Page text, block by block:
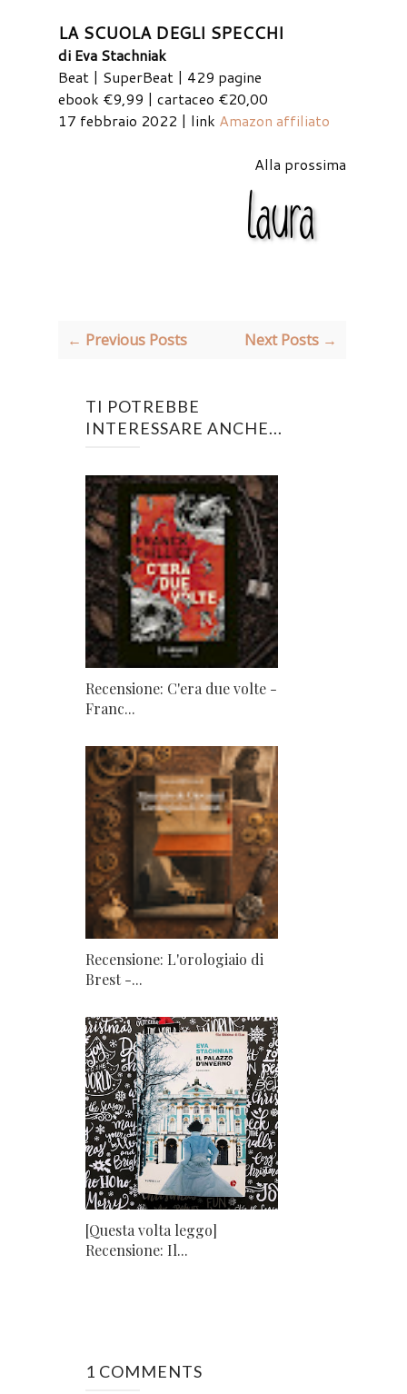
LA SCUOLA DEGLI SPECCHI
di Eva Stachniak
Beat | SuperBeat | 429 pagine
ebook €9,99 | cartaceo €20,00
17 febbraio 2022 | link Amazon affiliato
Alla prossima
← Previous Posts Next Posts →
TI POTREBBE
INTERESSARE ANCHE...
Recensione: C'era due volte -
Franc...
Recensione: L'orologiaio di
Brest -...
[Questa volta leggo]
Recensione: Il...
1 COMMENTS